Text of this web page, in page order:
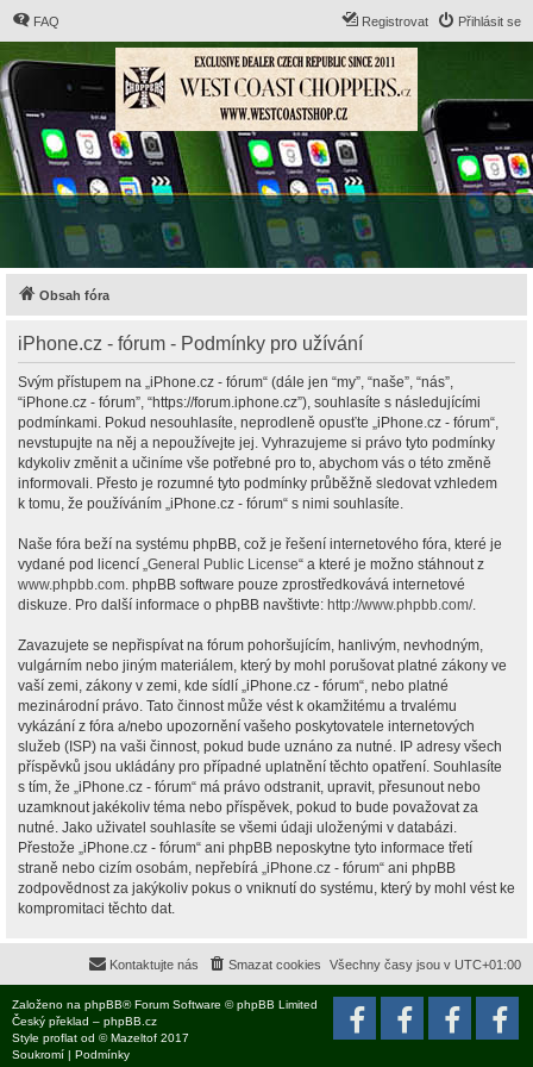
FAQ Přihlásit se
Registrovat
Obsah fóra
iPhone.cz - fórum - Podmínky pro užívání
Svým přístupem na „iPhone.cz - fórum“ (dále jen “my”, “naše”, “nás”,
“iPhone.cz - fórum”, “https://forum.iphone.cz”), souhlasíte s následujícími
podmínkami. Pokud nesouhlasíte, neprodleně opusťte „iPhone.cz - fórum“,
nevstupujte na něj a nepoužívejte jej. Vyhrazujeme si právo tyto podmínky
kdykoliv změnit a učiníme vše potřebné pro to, abychom vás o této změně
informovali. Přesto je rozumné tyto podmínky průběžně sledovat vzhledem
k tomu, že používáním „iPhone.cz - fórum“ s nimi souhlasíte.
Naše fóra beží na systému phpBB, což je řešení internetového fóra, které je
vydané pod licencí „General Public License“ a které je možno stáhnout z
www.phpbb.com. phpBB software pouze zprostředkovává internetové
diskuze. Pro další informace o phpBB navštivte: http://www.phpbb.com/.
Zavazujete se nepřispívat na fórum pohoršujícím, hanlivým, nevhodným,
vulgárním nebo jiným materiálem, který by mohl porušovat platné zákony ve
vaší zemi, zákony v zemi, kde sídlí „iPhone.cz - fórum“, nebo platné
mezinárodní právo. Tato činnost může vést k okamžitému a trvalému
vykázání z fóra a/nebo upozornění vašeho poskytovatele internetových
služeb (ISP) na vaši činnost, pokud bude uznáno za nutné. IP adresy všech
příspěvků jsou ukládány pro případné uplatnění těchto opatření. Souhlasíte
s tím, že „iPhone.cz - fórum“ má právo odstranit, upravit, přesunout nebo
uzamknout jakékoliv téma nebo příspěvek, pokud to bude považovat za
nutné. Jako uživatel souhlasíte se všemi údaji uloženými v databázi.
Přestože „iPhone.cz - fórum“ ani phpBB neposkytne tyto informace třetí
straně nebo cizím osobám, nepřebírá „iPhone.cz - fórum“ ani phpBB
zodpovědnost za jakýkoliv pokus o vniknutí do systému, který by mohl vést ke
kompromitaci těchto dat.
Všechny časy jsou v UTC+01:00
Smazat cookies
Kontaktujte nás
Založeno na phpBB® Forum Software © phpBB Limited
Český překlad – phpBB.cz
Style proflat od ©Mazeltof 2017
Soukromí | Podmínky